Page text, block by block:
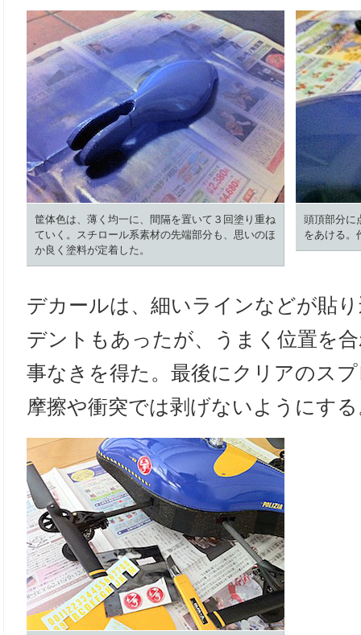
筐体色は、薄く均一に、間隔を置いて３回塗り重ね
ていく。スチロール系素材の先端部分も、思いのほ
か良く塗料が定着した。
頭頂部分に
をあける。
デカールは、細いラインなどが貼
デントもあったが、うまく位置を
事なきを得た。最後にクリアのス
摩擦や衝突では剥げないようにす